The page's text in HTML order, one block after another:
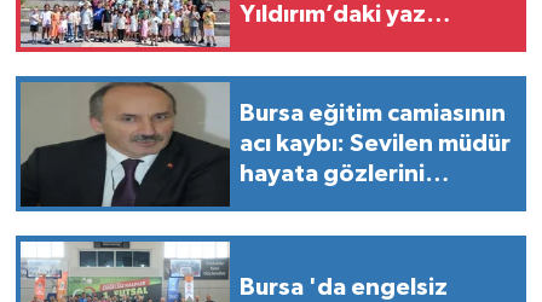
Yıldırım’daki yaz
Bursa eğitim camiasının
acı kaybı: Sevilen müdür
hayata gözlerini
Bursa 'da engelsiz